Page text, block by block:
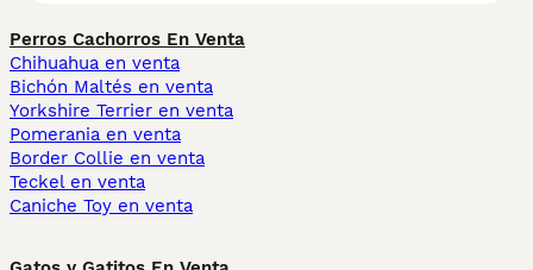
Perros Cachorros En Venta
Chihuahua en venta
Bichón Maltés en venta
Yorkshire Terrier en venta
Pomerania en venta
Border Collie en venta
Teckel en venta
Caniche Toy en venta